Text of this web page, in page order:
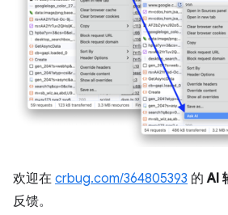
欢迎在 crbug.com/364805393 的AI
反馈。